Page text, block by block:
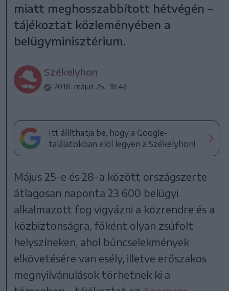
miatt meghosszabbított hétvégén –
tájékoztat közleményében a
belügyminisztérium.
Székelyhon
2018. május 25., 18:43
Itt állíthatja be, hogy a Google-
találatokban elöl legyen a Székelyhon!
Május 25-e és 28-a között országszerte
átlagosan naponta 23 600 belügyi
alkalmazott fog vigyázni a közrendre és a
közbiztonságra, főként olyan zsúfolt
helyszíneken, ahol bűncselekmények
elkövetésére van esély, illetve erőszakos
megnyilvánulások törhetnek ki a